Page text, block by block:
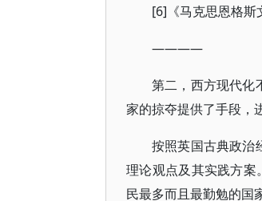
[6]《马克思恩格斯
————
第二，西方现代化
家的掠夺提供了手段，
按照英国古典政治
理论观点及其实践方案
民最多而且最勤勉的国